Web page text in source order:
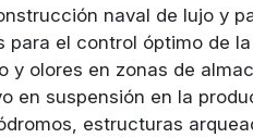
naval de lujo y
para el control óptimo de
y olores en zonas de
en suspensión en la
estructuras